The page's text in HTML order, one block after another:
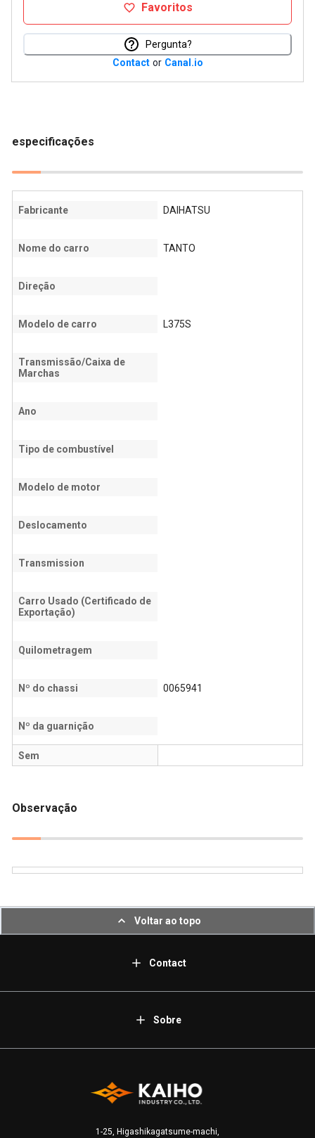
Favoritos
Pergunta?
Contact or Canal.io
especificações
Fabricante DAIHATSU
Nome do carro TANTO
Direção
Modelo de carro L375S
Transmissão/Caixa de
Marchas
Ano
Tipo de combustível
Modelo de motor
Deslocamento
Transmission
Carro Usado (Certificado de
Exportação)
Quilometragem
Nº do chassi 0065941
Nº da guarnição
Sem
Observação
Voltar ao topo
Contact
Sobre
1-25, Higashikagatsume-machi,